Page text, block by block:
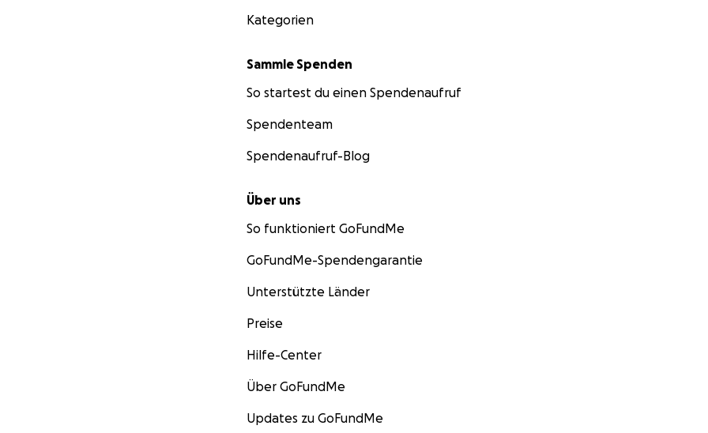
Kategorien
Sammle Spenden
So startest du einen Spendenaufruf
Spendenteam
Spendenaufruf-Blog
Über uns
So funktioniert GoFundMe
GoFundMe-Spendengarantie
Unterstützte Länder
Preise
Hilfe-Center
Über GoFundMe
Updates zu GoFundMe